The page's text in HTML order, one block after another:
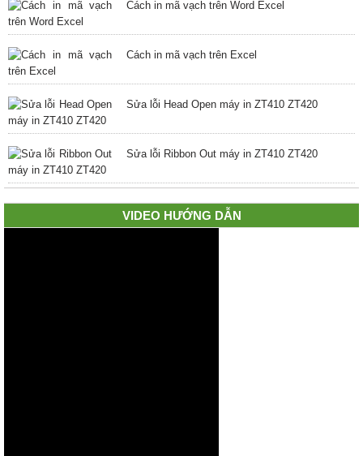
Cách in mã vạch trên Word Excel
Cách in mã vạch trên Excel
Sửa lỗi Head Open máy in ZT410 ZT420
Sửa lỗi Ribbon Out máy in ZT410 ZT420
VIDEO HƯỚNG DẪN